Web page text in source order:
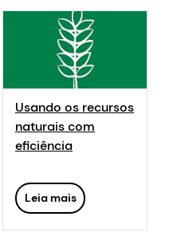
Usando os recursos
naturais com
eficiência
Leia mais